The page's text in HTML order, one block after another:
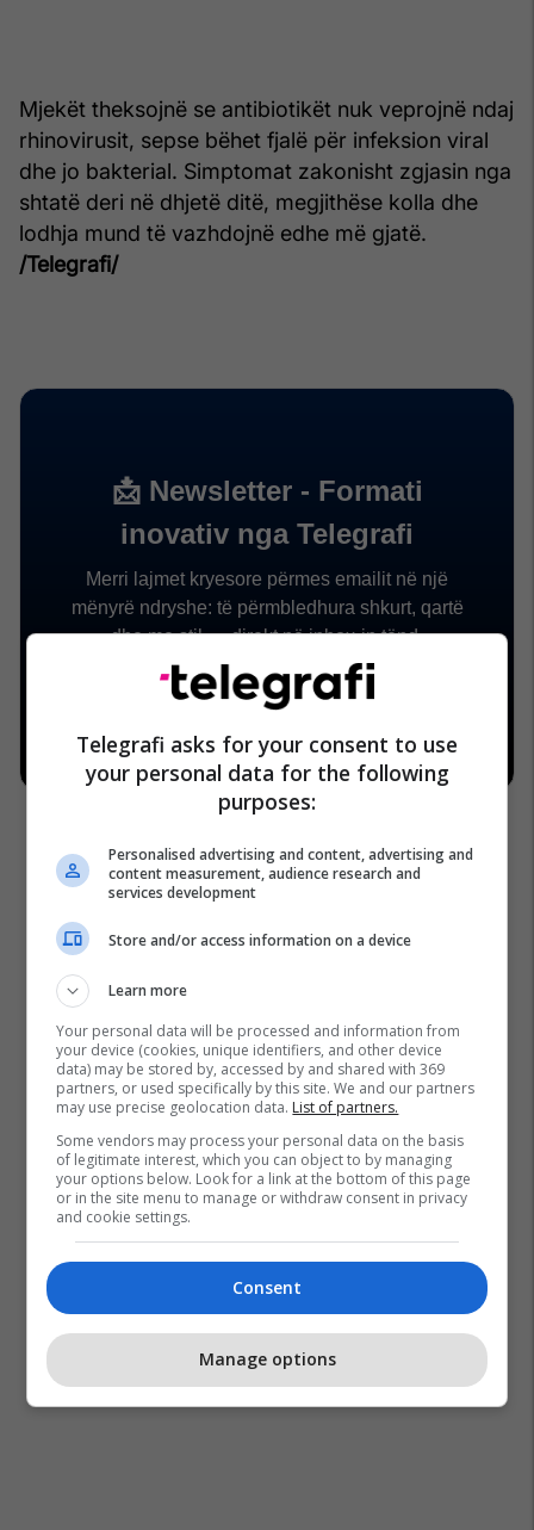
Mjekët theksojnë se antibiotikët nuk veprojnë ndaj
rhinovirusit, sepse bëhet fjalë për infeksion viral
dhe jo bakterial. Simptomat zakonisht zgjasin nga
shtatë deri në dhjetë ditë, megjithëse kolla dhe
lodhja mund të vazhdojnë edhe më gjatë.
/Telegrafi/
Telegrafi asks for your consent to use
your personal data for the following
purposes:
Personalised advertising and content, advertising and
content measurement, audience research and
services development
Store and/or access information on a device
Learn more
Your personal data will be processed and information from
your device (cookies, unique identifiers, and other device
data) may be stored by, accessed by and shared with 369
partners, or used specifically by this site. We and our partners
may use precise geolocation data. List of partners.
Some vendors may process your personal data on the basis
of legitimate interest, which you can object to by managing
your options below. Look for a link at the bottom of this page
or in the site menu to manage or withdraw consent in privacy
and cookie settings.
Consent
Manage options